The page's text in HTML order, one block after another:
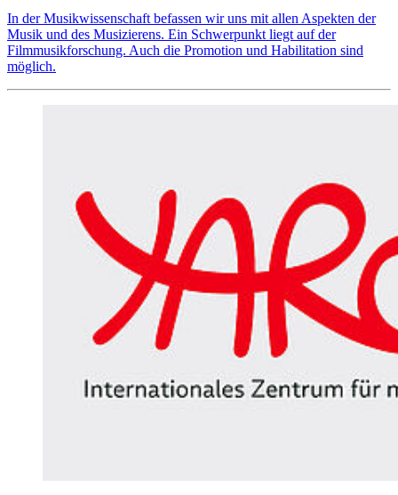
In der Musikwissenschaft befassen wir uns mit allen Aspekten der
Musik und des Musizierens. Ein Schwerpunkt liegt auf der
Filmmusikforschung. Auch die Promotion und Habilitation sind
möglich.